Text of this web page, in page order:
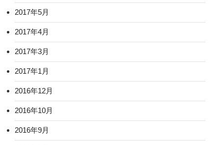
2017年5月
2017年4月
2017年3月
2017年1月
2016年12月
2016年10月
2016年9月